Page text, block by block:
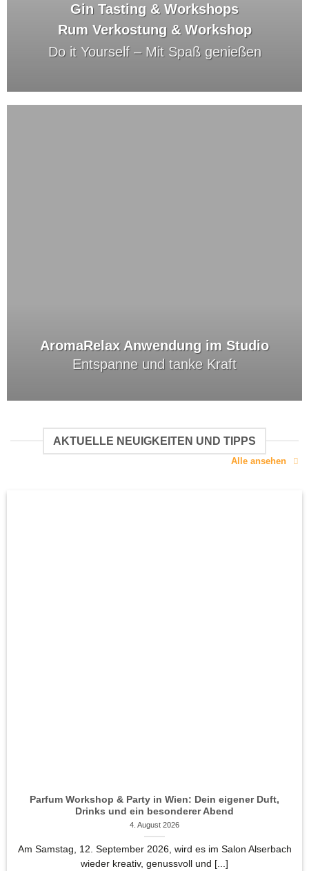
Gin Tasting & Workshops
Rum Verkostung & Workshop
Do it Yourself –Mit Spaß genießen
AromaRelax Anwendung im Studio
Entspanne und tanke Kraft
AKTUELLE NEUIGKEITEN UND TIPPS
Alle ansehen
Parfum Workshop & Party in Wien: Dein eigener Duft,
Drinks und ein besonderer Abend
4. August 2026
Am Samstag, 12. September 2026, wird es im Salon Alserbach
wieder kreativ, genussvoll und [...]